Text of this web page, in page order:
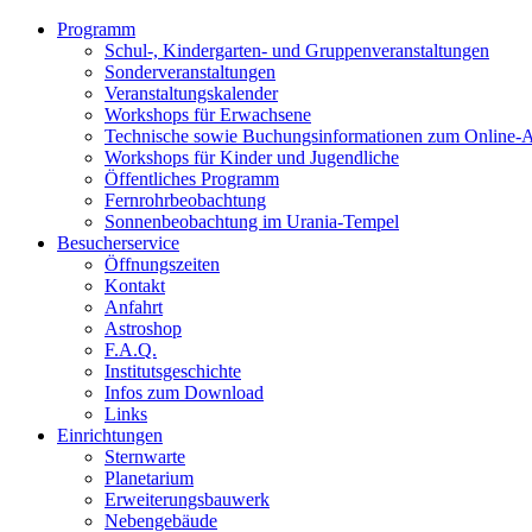
Programm
Schul-, Kindergarten- und Gruppenveranstaltungen
Sonderveranstaltungen
Veranstaltungskalender
Workshops für Erwachsene
Technische sowie Buchungsinformationen zum Online-
Workshops für Kinder und Jugendliche
Öffentliches Programm
Fernrohrbeobachtung
Sonnenbeobachtung im Urania-Tempel
Besucherservice
Öffnungszeiten
Kontakt
Anfahrt
Astroshop
F.A.Q.
Institutsgeschichte
Infos zum Download
Links
Einrichtungen
Sternwarte
Planetarium
Erweiterungsbauwerk
Nebengebäude